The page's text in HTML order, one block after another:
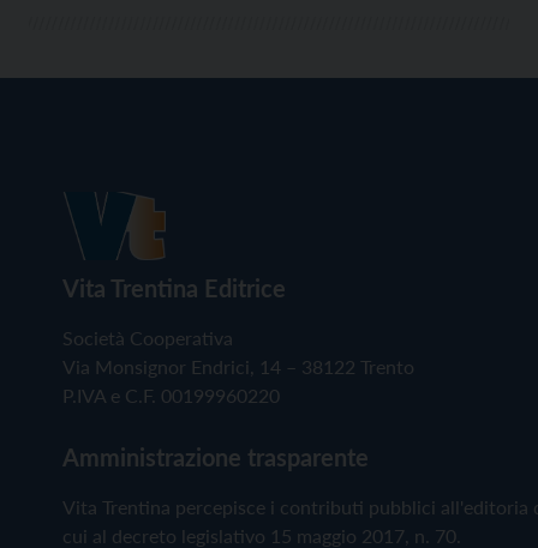
Vita Trentina Editrice
Società Cooperativa
Via Monsignor Endrici, 14 – 38122 Trento
P.IVA e C.F. 00199960220
Amministrazione trasparente
Vita Trentina percepisce i contributi pubblici all'editoria
cui al decreto legislativo 15 maggio 2017, n. 70.